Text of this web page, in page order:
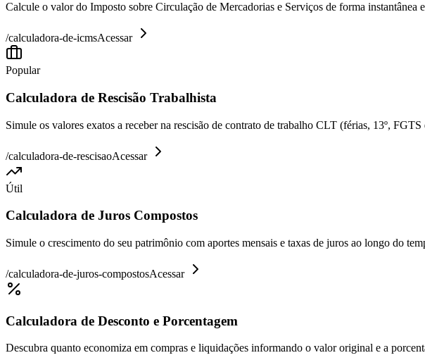
Calcule o valor do Imposto sobre Circulação de Mercadorias e Serviços de forma instantânea
/calculadora-de-icmsAcessar
Popular
Calculadora de Rescisão Trabalhista
Simule os valores exatos a receber na rescisão de contrato de trabalho CLT (férias, 13º,
/calculadora-de-rescisaoAcessar
Útil
Calculadora de Juros Compostos
Simule o crescimento do seu patrimônio com aportes mensais e taxas de juros ao longo do
/calculadora-de-juros-compostosAcessar
Calculadora de Desconto e Porcentagem
Descubra quanto economiza em compras e liquidações informando o valor original e a